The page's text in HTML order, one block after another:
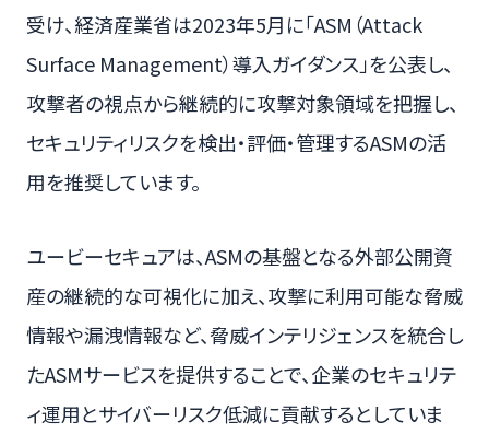
受け、経済産業省は2023年5月に「ASM（Attack
Surface Management）導入ガイダンス」を公表し、
攻撃者の視点から継続的に攻撃対象領域を把握し、
セキュリティリスクを検出・評価・管理するASMの活
用を推奨しています。
ユービーセキュアは、ASMの基盤となる外部公開資
産の継続的な可視化に加え、攻撃に利用可能な脅威
情報や漏洩情報など、脅威インテリジェンスを統合し
たASMサービスを提供することで、企業のセキュリテ
ィ運用とサイバーリスク低減に貢献するとしていま